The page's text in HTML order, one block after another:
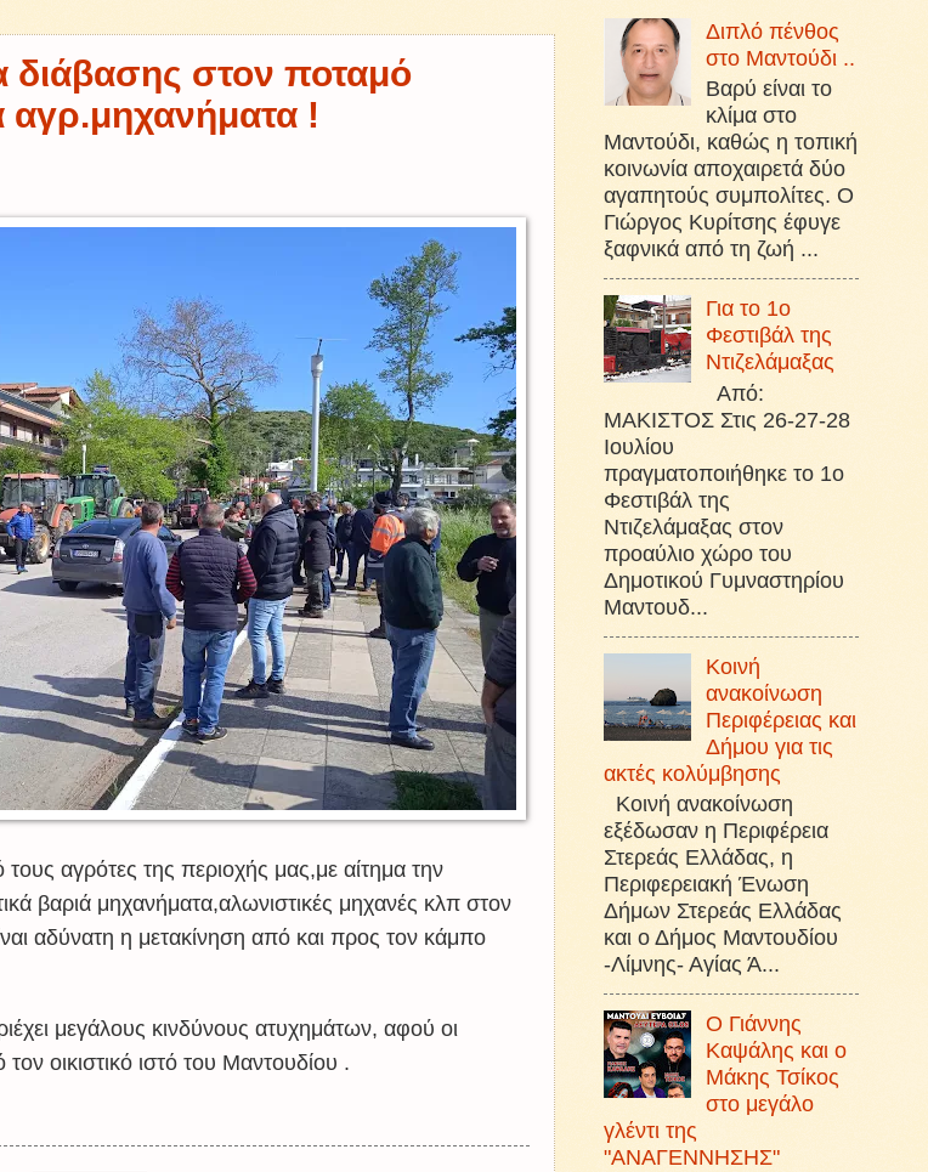
διάβασης στον ποταμό
αγρ.μηχανήματα !
τους αγρότες της περιοχής μας,με αίτημα την
βαριά μηχανήματα,αλωνιστικές μηχανές κλπ στον
αδύνατη η μετακίνηση από και προς τον κάμπο
μεγάλους κινδύνους ατυχημάτων, αφού οι
τον οικιστικό ιστό του Μαντουδίου .
Διπλό πένθος
στο Μαντούδι ..
Βαρύ είναι το
κλίμα στο
Μαντούδι, καθώς η τοπική
κοινωνία αποχαιρετά δύο
αγαπητούς συμπολίτες. Ο
Γιώργος Κυρίτσης έφυγε
ξαφνικά από τη ζωή ...
Για το 1ο
Φεστιβάλ της
Ντιζελάμαξας
Από:
ΜΑΚΙΣΤΟΣ Στις 26-27-28
Ιουλίου
πραγματοποιήθηκε το 1ο
Φεστιβάλ της
Ντιζελάμαξας στον
προαύλιο χώρο του
Δημοτικού Γυμναστηρίου
Μαντουδ...
Κοινή
ανακοίνωση
Περιφέρειας και
Δήμου για τις
ακτές κολύμβησης
Κοινή ανακοίνωση
εξέδωσαν η Περιφέρεια
Στερεάς Ελλάδας, η
Περιφερειακή Ένωση
Δήμων Στερεάς Ελλάδας
και ο Δήμος Μαντουδίου
-Λίμνης- Αγίας Ά...
Ο Γιάννης
Καψάλης και ο
Μάκης Τσίκος
στο μεγάλο
γλέντι της
"ΑΝΑΓΕΝΝΗΣΗΣ"